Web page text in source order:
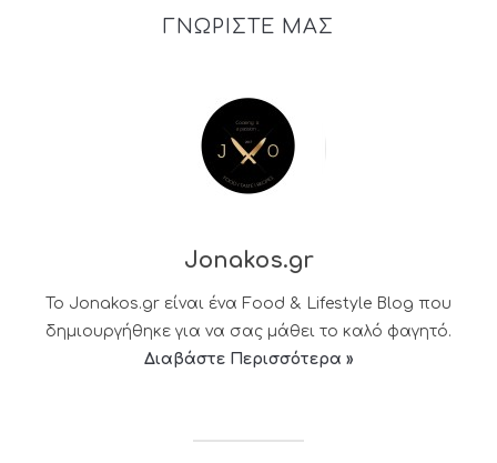
ΓΝΩΡΙΣΤΕ ΜΑΣ
Jonakos.gr
Το Jonakos.gr είναι ένα Food & Lifestyle Blog που
δημιουργήθηκε για να σας μάθει το καλό φαγητό.
Διαβάστε Περισσότερα »